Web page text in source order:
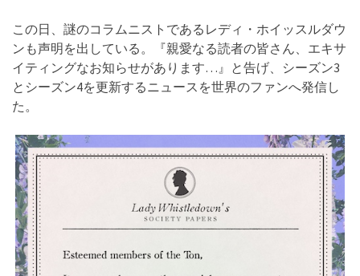
この日、謎のコラムニストであるレディ・ホイッスルダウ
ンも声明を出している。『親愛なる読者の皆さん、エキサ
イティングなお知らせがあります…』と告げ、シーズン3
とシーズン4を更新するニュースを世界のファンへ発信し
た。